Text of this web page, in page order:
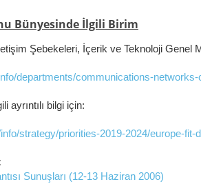
Bünyesinde İlgili Birim
Şebekeleri, İçerik ve Teknoloji Genel
departments/communications-
ayrıntılı bilgi için:
strategy/priorities-2019-2024/europe-fit-
Sunuşları (12-13 Haziran 2006)